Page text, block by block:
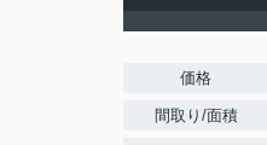
価格
間取り/面積